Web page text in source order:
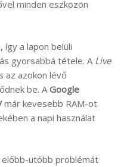
minden eszközön
így a lapon belüli
gyorsabbá tétele. A Live
az azokon lévő
be. A Google
már kevesebb RAM-ot
a napi használat
utóbb problémát